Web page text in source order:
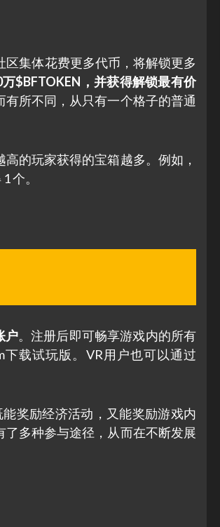
集体花费更多代币，将解锁更多
$BFTOKEN，并获得解锁最有价
所不同，从只有一个格子的普通
的玩家获得的宝箱越多。例如，
个。
户。注册后即可畅享游戏内的所有
下载试玩版。VR用户也可以通过
能奖励经济活动，又能奖励游戏内
多种参与途径，从而在不断发展